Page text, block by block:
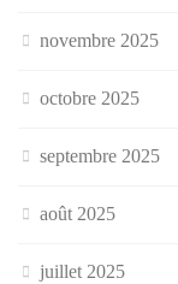
novembre 2025
octobre 2025
septembre 2025
août 2025
juillet 2025